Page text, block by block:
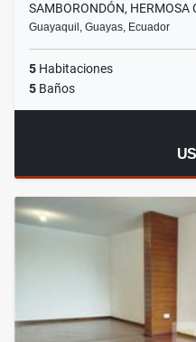
SAMBORONDÓN, HERMOSA
Guayaquil, Guayas, Ecuador
5 Habitaciones
5 Baños